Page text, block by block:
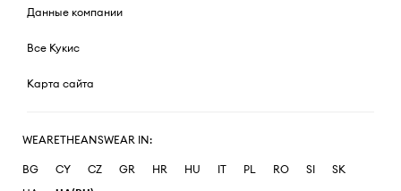
Данные компании
Все Кукис
Карта сайта
WEARETHEANSWEAR IN:
BG CY CZ GR HR HU IT PL RO SI
SK